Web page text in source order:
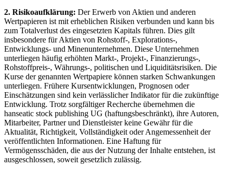
2. Risikoaufklärung: Der Erwerb von Aktien und anderen
Wertpapieren ist mit erheblichen Risiken verbunden und kann bis
zum Totalverlust des eingesetzten Kapitals führen. Dies gilt
insbesondere für Aktien von Rohstoff-, Explorations-,
Entwicklungs- und Minenunternehmen. Diese Unternehmen
unterliegen häufig erhöhten Markt-, Projekt-, Finanzierungs-,
Rohstoffpreis-, Währungs-, politischen und Liquiditätsrisiken. Die
Kurse der genannten Wertpapiere können starken Schwankungen
unterliegen. Frühere Kursentwicklungen, Prognosen oder
Einschätzungen sind kein verlässlicher Indikator für die zukünftige
Entwicklung. Trotz sorgfältiger Recherche übernehmen die
hanseatic stock publishing UG (haftungsbeschränkt), ihre Autoren,
Mitarbeiter, Partner und Dienstleister keine Gewähr für die
Aktualität, Richtigkeit, Vollständigkeit oder Angemessenheit der
veröffentlichten Informationen. Eine Haftung für
Vermögensschäden, die aus der Nutzung der Inhalte entstehen, ist
ausgeschlossen, soweit gesetzlich zulässig.